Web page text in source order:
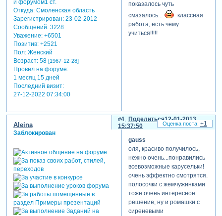
Откуда:Смоленская область
Зарегистрирован: 23-02-2012
Сообщений:3228
Уважение: +6501
Позитив: +2521
Пол:Женский
Возраст:58 [1967-12-28]
Провел на форуме:
1 месяц 15 дней
Последний визит:
27-12-2022 07:34:00
показалось чуть
смазалось...
классная
работа, есть чему
учиться!!!!!
Поделиться
4
12-01-2013
15:37:50
Aleina
Заблокирован
gauss
оля, красиво получилось,
нежно очень...понравились
всевозможные карусельки!
очень эффектно смотрятся.
полосочки с жемчужинками
тоже очень интересное
решение, ну и ромашки с
сиреневыми
+1